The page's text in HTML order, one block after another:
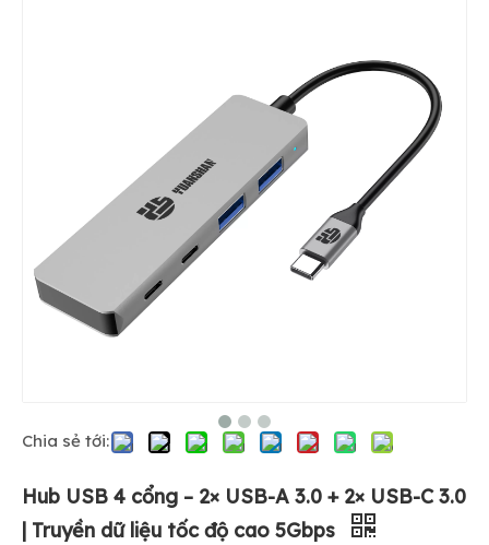
Chia sẻ tới:
Hub USB 4 cổng – 2× USB-A 3.0 + 2× USB-C 3.0
| Truyền dữ liệu tốc độ cao 5Gbps